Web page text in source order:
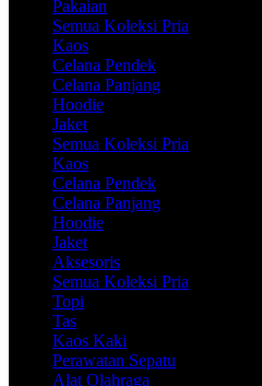
Pakaian
Semua Koleksi Pria
Kaos
Celana Pendek
Celana Panjang
Hoodie
Jaket
Semua Koleksi Pria
Kaos
Celana Pendek
Celana Panjang
Hoodie
Jaket
Aksesoris
Semua Koleksi Pria
Topi
Tas
Kaos Kaki
Perawatan Sepatu
Alat Olahraga